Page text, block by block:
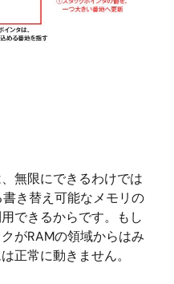
無限にできるわけでは
き替え可能なメモリの
できるからです。もし
がRAMの領域からはみ
正常に動きません。